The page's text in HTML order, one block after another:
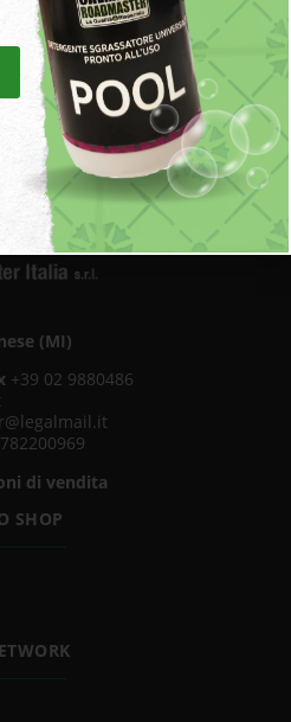
(MI)
+39 02 9880486
di vendita
SHOP